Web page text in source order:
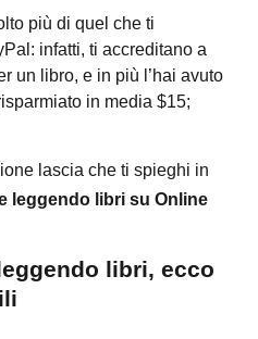
più di quel che ti
infatti, ti accreditano a
un libro, e in più l’hai avuto
in media $15;
lascia che ti spieghi in
leggendo libri su Online
libri, ecco